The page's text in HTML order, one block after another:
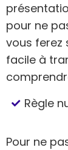
pour ne
vous ferez
facile à
Règle
Pour ne